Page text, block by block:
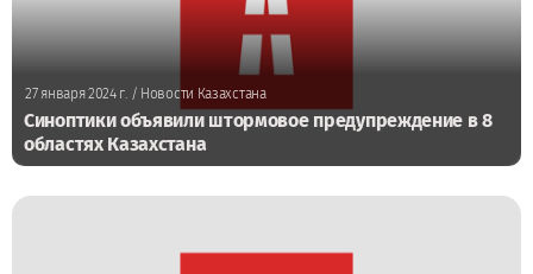
27 января 2024 г./ Новости Казахстана
Синоптики объявили штормовое предупреждение в 8
областях Казахстана